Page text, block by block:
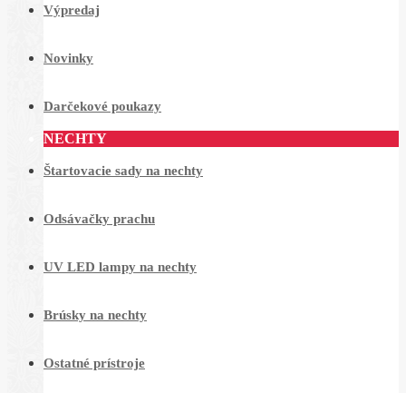
Výpredaj
Novinky
Darčekové poukazy
NECHTY
Štartovacie sady na nechty
Odsávačky prachu
UV LED lampy na nechty
Brúsky na nechty
Ostatné prístroje